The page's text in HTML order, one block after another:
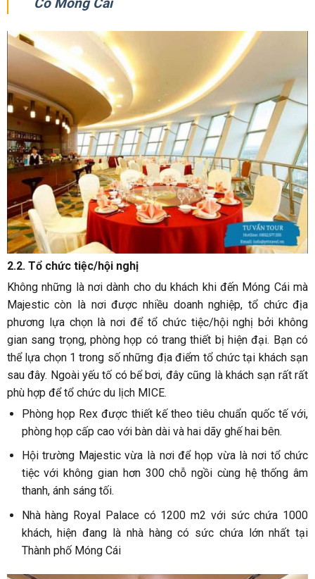
Cổ Móng Cái
2.2. Tổ chức tiệc/hội nghị
Không những là nơi dành cho du khách khi đến Móng Cái mà
Majestic còn là nơi được nhiều doanh nghiệp, tổ chức địa
phương lựa chọn là nơi để tổ chức tiệc/hội nghị bởi không
gian sang trọng, phòng họp có trang thiết bị hiện đại. Bạn có
thể lựa chọn 1 trong số những địa điểm tổ chức tại khách sạn
sau đây. Ngoài yếu tố có bể bơi, đây cũng là khách sạn rất rất
phù hợp để tổ chức du lịch MICE.
Phòng họp Rex được thiết kế theo tiêu chuẩn quốc tế với,
phòng họp cấp cao với bàn dài và hai dãy ghế hai bên.
Hội trường Majestic vừa là nơi để họp vừa là nơi tổ chức
tiệc với không gian hơn 300 chỗ ngồi cùng hệ thống âm
thanh, ánh sáng tối.
Nhà hàng Royal Palace có 1200 m2 với sức chứa 1000
khách, hiện đang là nhà hàng có sức chứa lớn nhất tại
Thành phố Móng Cái